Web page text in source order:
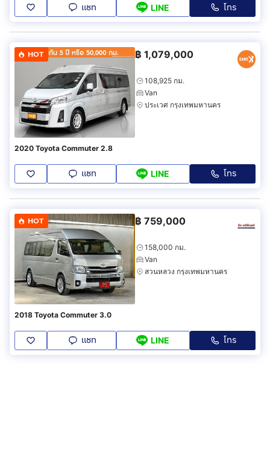
แชท LINE โทร
HOT ฿ 1,079,000
108,925 กม.
Van
ประเวศ กรุงเทพมหานคร
2020 Toyota Commuter 2.8
แชท LINE โทร
HOT ฿ 759,000
158,000 กม.
Van
สวนหลวง กรุงเทพมหานคร
2018 Toyota Commuter 3.0
แชท LINE โทร